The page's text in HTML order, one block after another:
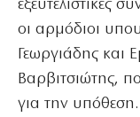
εξευτελιστικές
οι αρμόδιοι
Γεωργιάδης και
Βαρβιτσιώτης,
για την